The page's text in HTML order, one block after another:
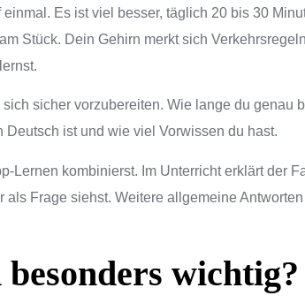
Es ist viel besser, täglich 20 bis 30
Stück. Dein Gehirn merkt sich
sicher vorzubereiten. Wie lange du genau
ist und wie viel Vorwissen du hast.
Lernen kombinierst. Im Unterricht erklärt der
Frage siehst. Weitere allgemeine
wichtig?